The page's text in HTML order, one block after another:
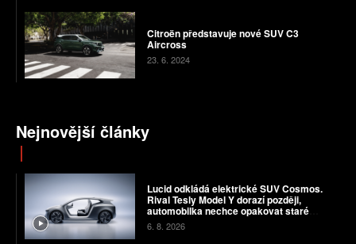
Citroën představuje nové SUV C3
Aircross
23. 6. 2024
Nejnovější články
Lucid odkládá elektrické SUV Cosmos.
Rival Tesly Model Y dorazí později,
automobilka nechce opakovat staré
chyby
6. 8. 2026